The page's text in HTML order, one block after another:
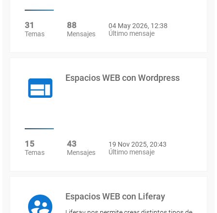
31
Temas
88
Mensajes
04 May 2026, 12:38
Último mensaje
Espacios WEB con Wordpress
15
Temas
43
Mensajes
19 Nov 2025, 20:43
Último mensaje
Espacios WEB con Liferay